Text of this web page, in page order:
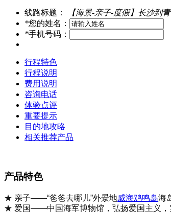
线路标题：
【海景-亲子-度假】长沙到
*您的姓名：
*手机号码：
行程特色
行程说明
费用说明
咨询电话
体验点评
重要提示
目的地攻略
相关推荐产品
产品特色
★ 亲子——“爸爸去哪儿”外景地威海鸡鸣岛海
★ 爱国——中国海军博物馆，弘扬爱国主义，